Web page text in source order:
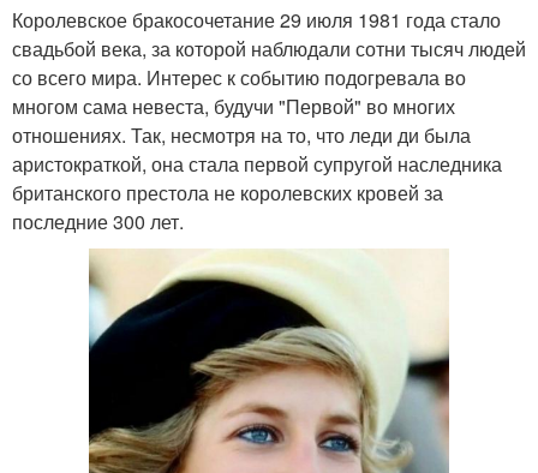
Королевское бракосочетание 29 июля 1981 года стало
свадьбой века, за которой наблюдали сотни тысяч людей
со всего мира. Интерес к событию подогревала во
многом сама невеста, будучи "Первой" во многих
отношениях. Так, несмотря на то, что леди ди была
аристократкой, она стала первой супругой наследника
британского престола не королевских кровей за
последние 300 лет.